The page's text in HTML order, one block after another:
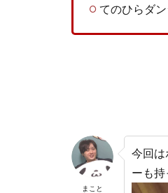
てのひらダ
まこと
今回は
ーも